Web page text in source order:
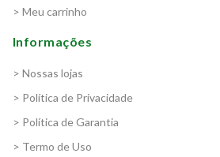
> Meu carrinho
Informações
> Nossas lojas
> Política de Privacidade
> Política de Garantia
> Termo de Uso